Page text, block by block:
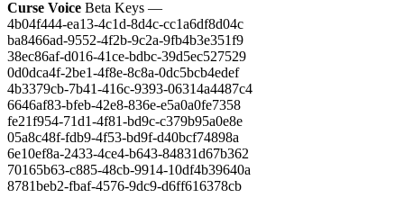
Curse Voice Beta Keys —
4b04f444-ea13-4c1d-8d4c-cc1a6df8d04c
ba8466ad-9552-4f2b-9c2a-9fb4b3e351f9
38ec86af-d016-41ce-bdbc-39d5ec527529
0d0dca4f-2be1-4f8e-8c8a-0dc5bcb4edef
4b3379cb-7b41-416c-9393-06314a4487c4
6646af83-bfeb-42e8-836e-e5a0a0fe7358
fe21f954-71d1-4f81-bd9c-c379b95a0e8e
05a8c48f-fdb9-4f53-bd9f-d40bcf74898a
6e10ef8a-2433-4ce4-b643-84831d67b362
70165b63-c885-48cb-9914-10df4b39640a
8781beb2-fbaf-4576-9dc9-d6ff616378cb